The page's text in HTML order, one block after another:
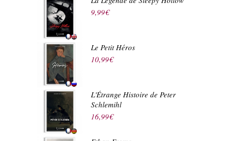
9,99€
Le Petit Héros
10,99€
L'Étrange Histoire de Peter
Schlemihl
16,99€